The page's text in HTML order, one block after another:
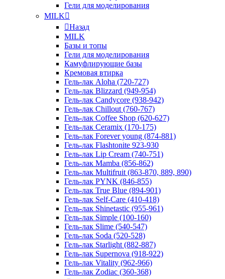
Гели для моделирования
MILK
Назад
MILK
Базы и топы
Гели для моделирования
Камуфлирующие базы
Кремовая втирка
Гель-лак Aloha (720-727)
Гель-лак Blizzard (949-954)
Гель-лак Candycore (938-942)
Гель-лак Chillout (760-767)
Гель-лак Coffee Shop (620-627)
Гель-лак Ceramix (170-175)
Гель-лак Forever young (874-881)
Гель-лак Flashtonite 923-930
Гель-лак Lip Cream (740-751)
Гель-лак Mamba (856-862)
Гель-лак Multifruit (863-870, 889, 890)
Гель-лак PYNK (846-855)
Гель-лак True Blue (894-901)
Гель-лак Self-Care (410-418)
Гель-лак Shinetastic (955-961)
Гель-лак Simple (100-160)
Гель-лак Slime (540-547)
Гель-лак Soda (520-528)
Гель-лак Starlight (882-887)
Гель-лак Supernova (918-922)
Гель-лак Vitality (962-966)
Гель-лак Zodiac (360-368)